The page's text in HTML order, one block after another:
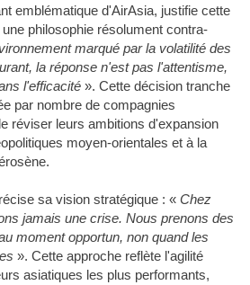
emblématique d'AirAsia, justifie cette
philosophie résolument contra-
marqué par la volatilité des
la réponse n'est pas l'attentisme,
l'efficacité ». Cette décision tranche
par nombre de compagnies
réviser leurs ambitions d'expansion
moyen-orientales et à la
sa vision stratégique : « Chez
jamais une crise. Nous prenons des
moment opportun, non quand les
». Cette approche reflète l'agilité
asiatiques les plus performants,